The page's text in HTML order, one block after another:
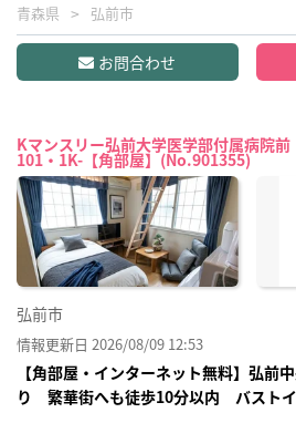
青森県 弘前市
お問合わせ
Kマンスリー弘前大学医学部付属病院前
101・1K-【角部屋】(No.901355)
弘前市
情報更新日 2026/08/09 12:53
【角部屋・インターネット無料】弘前
り 繁華街へも徒歩10分以内 バストイ